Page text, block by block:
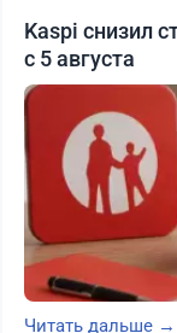
Kaspi снизил
с 5 августа
Читать дальше →